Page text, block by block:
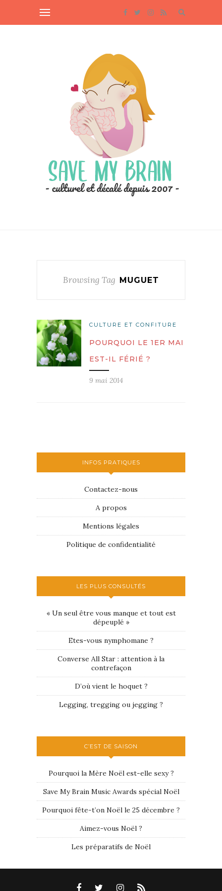
Browsing Tag MUGUET
CULTURE ET CONFITURE
POURQUOI LE 1ER MAI
EST-IL FÉRIÉ ?
9 mai 2014
INFOS PRATIQUES
Contactez-nous
A propos
Mentions légales
Politique de confidentialité
LES PLUS CONSULTÉS
« Un seul être vous manque et tout est
dépeuplé »
Etes-vous nymphomane ?
Converse All Star : attention à la
contrefaçon
D’où vient le hoquet ?
Legging, tregging ou jegging ?
C’EST DE SAISON
Pourquoi la Mère Noël est-elle sexy ?
Save My Brain Music Awards spécial Noël
Pourquoi fête-t’on Noël le 25 décembre ?
Aimez-vous Noël ?
Les préparatifs de Noël